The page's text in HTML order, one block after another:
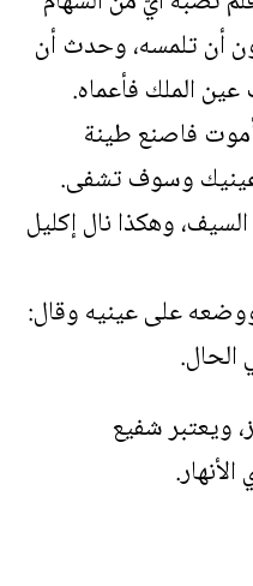
أن تلمسه، وحدث أن
الملك فأعماه.
فاصنع طينة
وسوف تشفى.
وهكذا نال إكليل
على عينيه وقال:
الحال.
في 25 تموز، ويعتبر شفيع